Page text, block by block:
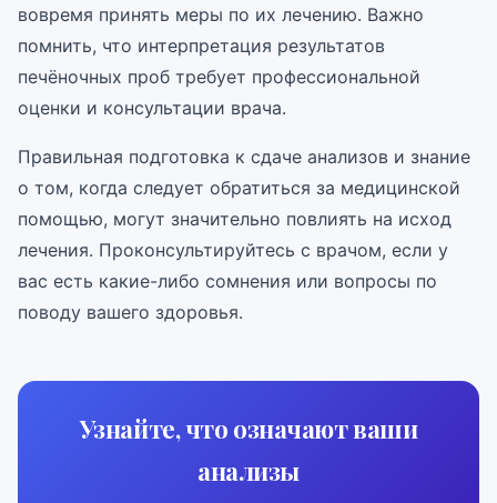
вовремя принять меры по их лечению. Важно
помнить, что интерпретация результатов
печёночных проб требует профессиональной
оценки и консультации врача.
Правильная подготовка к сдаче анализов и знание
о том, когда следует обратиться за медицинской
помощью, могут значительно повлиять на исход
лечения. Проконсультируйтесь с врачом, если у
вас есть какие-либо сомнения или вопросы по
поводу вашего здоровья.
Узнайте, что означают ваши
анализы